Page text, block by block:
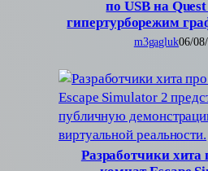
по USB на
гипертурборежим
m3gagluk06/
Разработчики хита